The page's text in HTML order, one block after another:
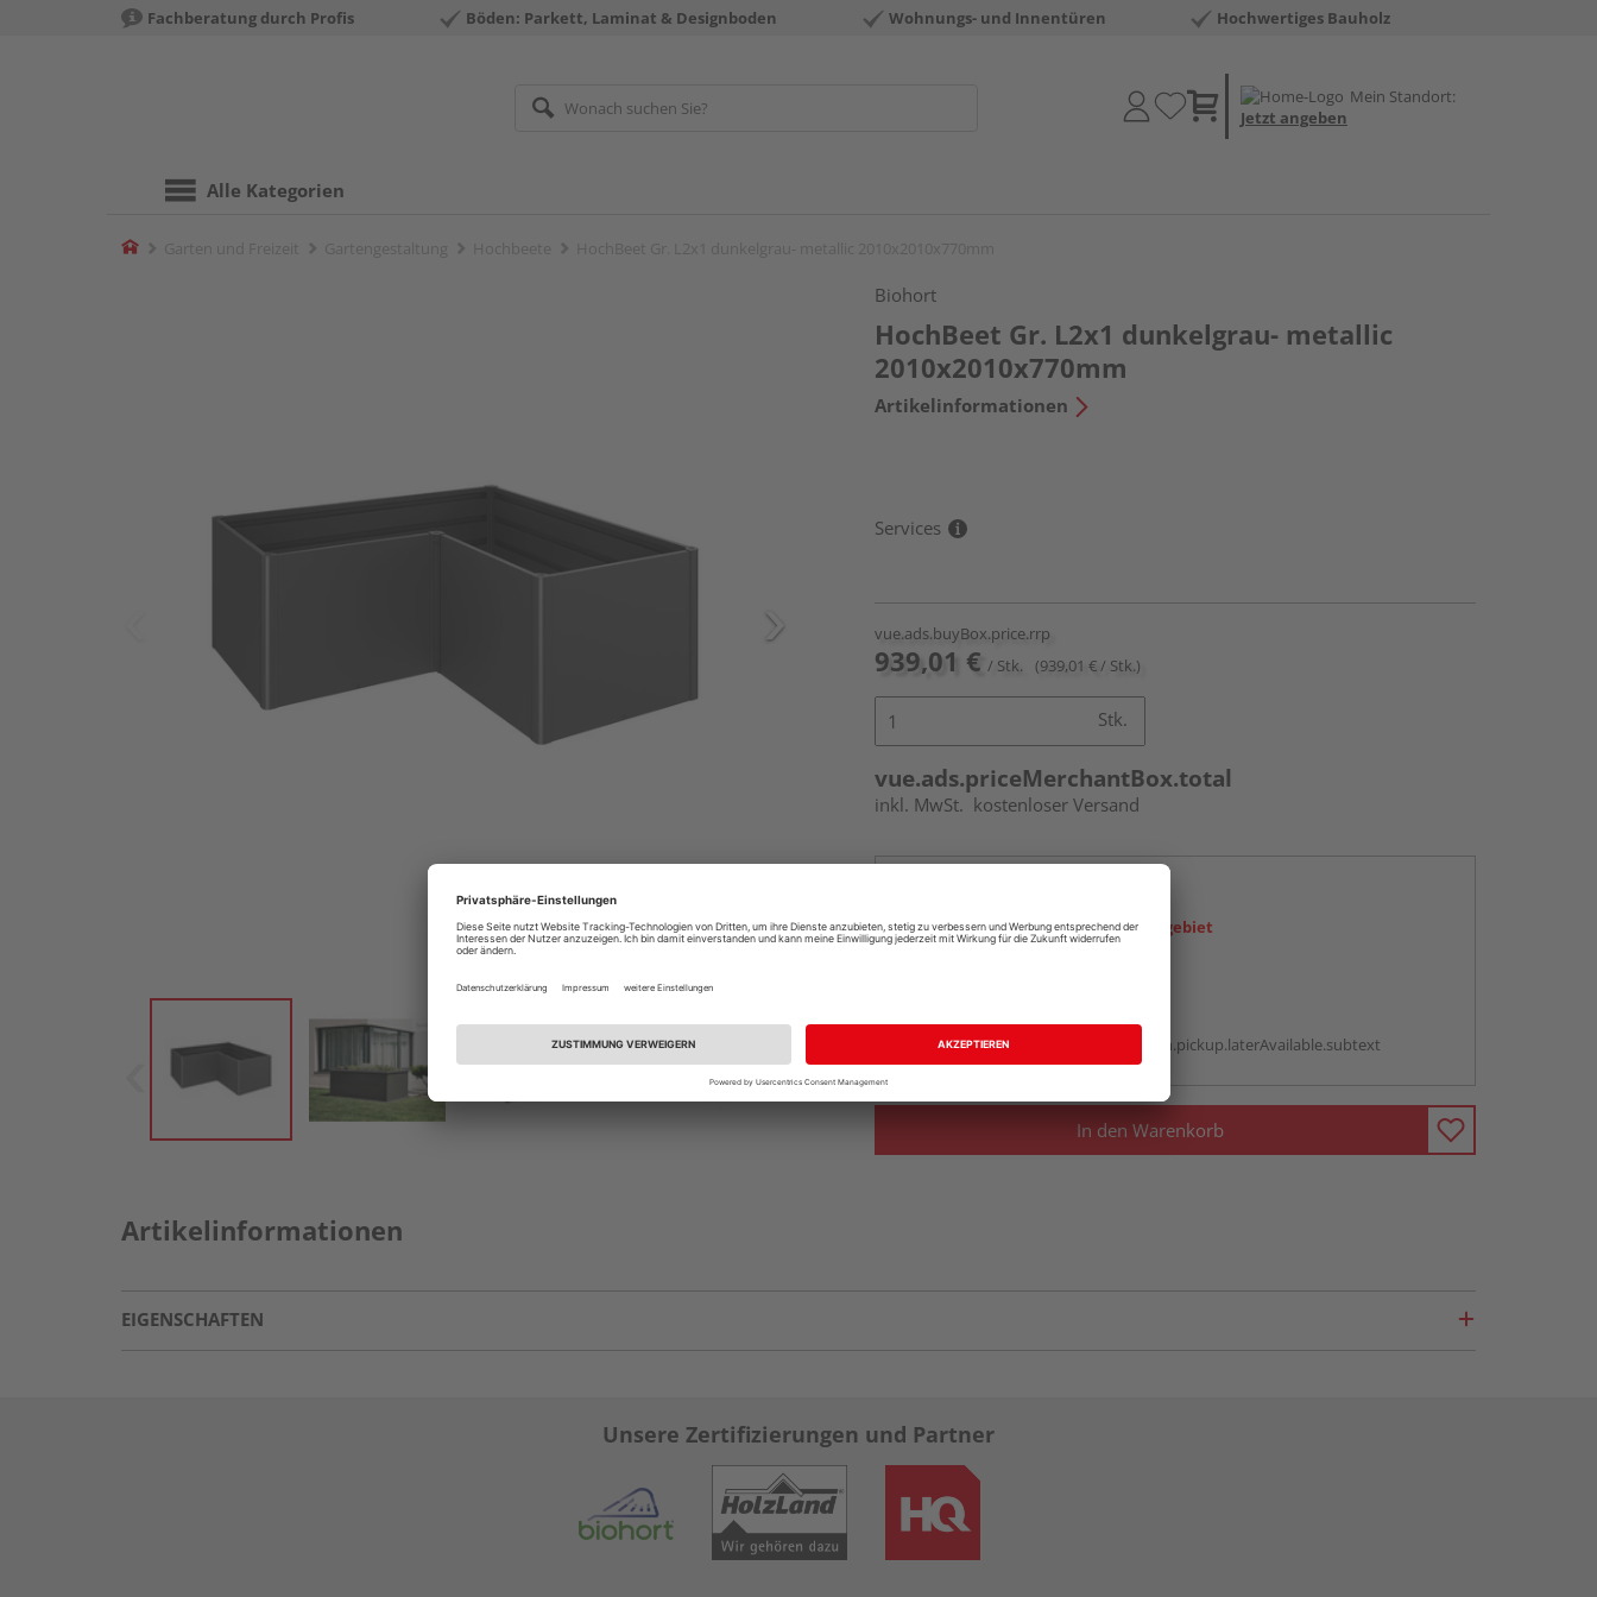
Fachberatung durch Profis Böden: Parkett, Laminat & Designboden Wohnungs- und Innentüren Hochwertiges Bauholz
Mein Standort:
Jetzt angeben
Alle Kategorien
Home
Biohort
HochBeet Gr. L2x1 dunkelgrau- metallic
2010x2010x770mm
Artikelinformationen
Services
vue.ads.buyBox.price.rrp
939,01 € / Stk. (939,01 € / Stk.)
Stk.
vue.ads.priceMerchantBox.total
inkl. MwSt. kostenloser Versand
Ihr Standort ist nicht im Liefergebiet
Auf Vorbestellung:
vue.ads.priceMerchantBox.option.pickup.laterAvailable.subtext
In den Warenkorb
Artikelinformationen
EIGENSCHAFTEN
Unsere Zertifizierungen und Partner